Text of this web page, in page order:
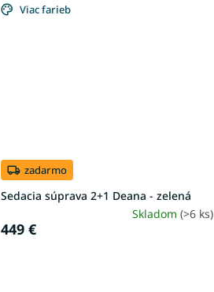
Viac farieb
zadarmo
Sedacia súprava 2+1 Deana - zelená
Skladom(>6 ks)
449 €